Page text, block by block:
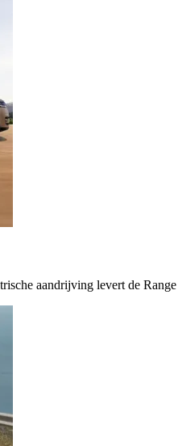
aandrijving levert de